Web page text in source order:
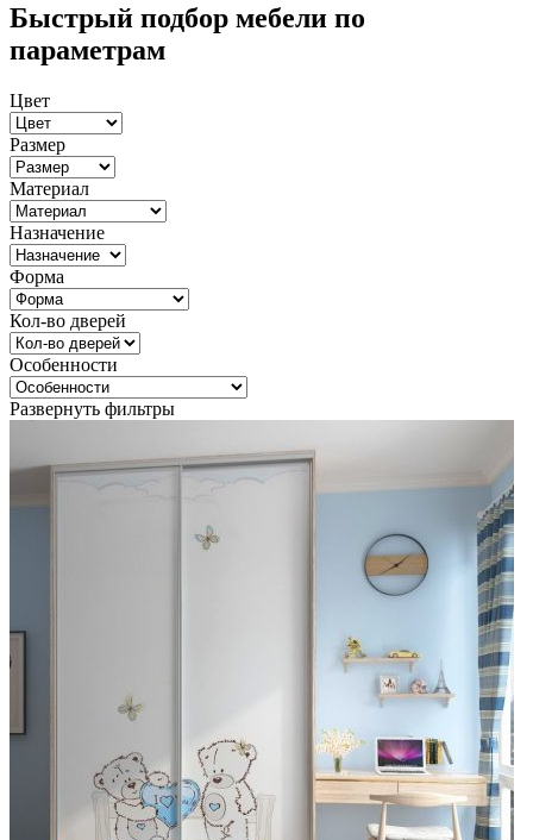
Быстрый подбор мебели по
параметрам
Цвет
Размер
Материал
Назначение
Форма
Кол-во дверей
Особенности
Развернуть фильтры